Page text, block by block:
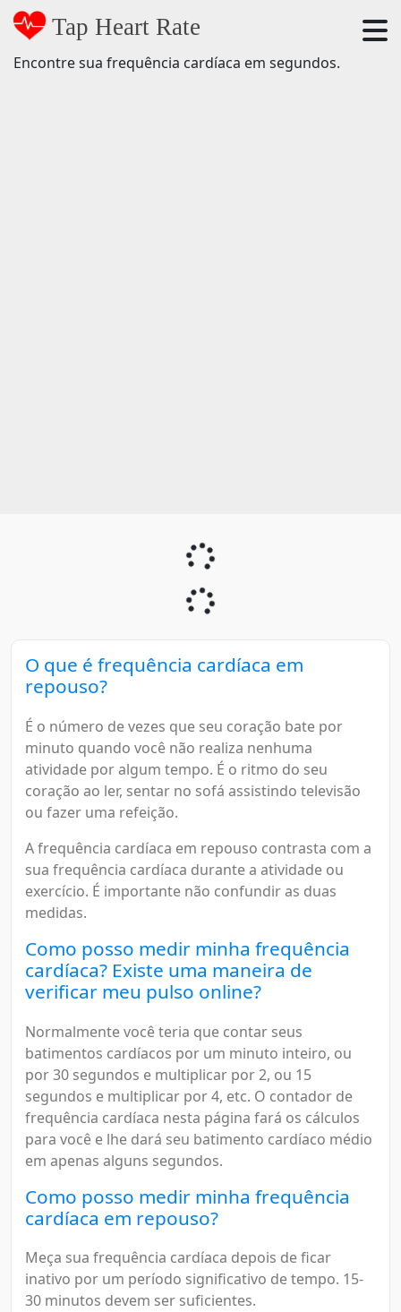
Tap Heart Rate
Encontre sua frequência cardíaca em segundos.
O que é frequência cardíaca em
repouso?
É o número de vezes que seu coração bate por
minuto quando você não realiza nenhuma
atividade por algum tempo. É o ritmo do seu
coração ao ler, sentar no sofá assistindo televisão
ou fazer uma refeição.
A frequência cardíaca em repouso contrasta com a
sua frequência cardíaca durante a atividade ou
exercício. É importante não confundir as duas
medidas.
Como posso medir minha frequência
cardíaca? Existe uma maneira de
verificar meu pulso online?
Normalmente você teria que contar seus
batimentos cardíacos por um minuto inteiro, ou
por 30 segundos e multiplicar por 2, ou 15
segundos e multiplicar por 4, etc. O contador de
frequência cardíaca nesta página fará os cálculos
para você e lhe dará seu batimento cardíaco médio
em apenas alguns segundos.
Como posso medir minha frequência
cardíaca em repouso?
Meça sua frequência cardíaca depois de ficar
inativo por um período significativo de tempo. 15-
30 minutos devem ser suficientes.